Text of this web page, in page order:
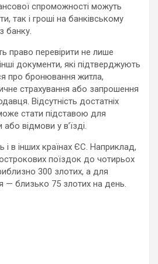
спроможності можуть
так і гроші на банківському
банку.
право перевірити не лише
документи, які підтверджують
про бронювання житла,
страхування або запрошення
Відсутність достатніх
стати підставою для
відмови у в’їзді.
і в інших країнах ЄС. Наприклад,
поїздок до чотирьох
300 злотих, а для
— близько 75 злотих на день.